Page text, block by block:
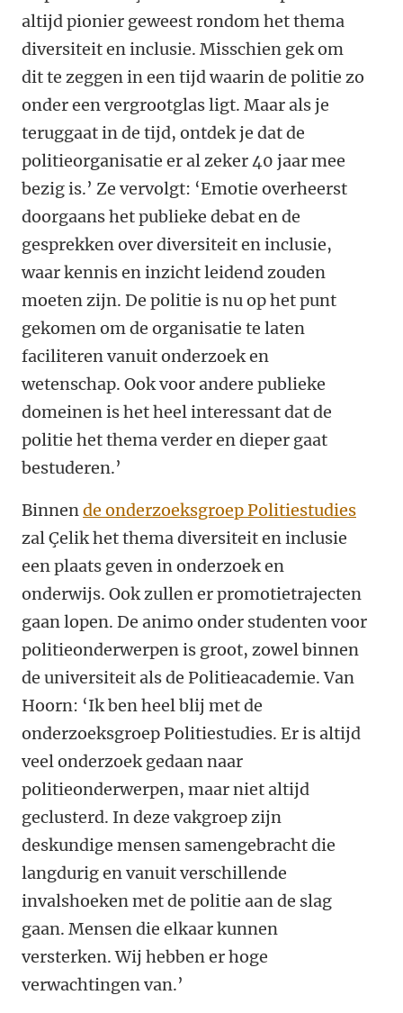
altijd pionier geweest rondom het thema
diversiteit en inclusie. Misschien gek om
dit te zeggen in een tijd waarin de politie zo
onder een vergrootglas ligt. Maar als je
teruggaat in de tijd, ontdek je dat de
politieorganisatie er al zeker 40 jaar mee
bezig is.’ Ze vervolgt: ‘Emotie overheerst
doorgaans het publieke debat en de
gesprekken over diversiteit en inclusie,
waar kennis en inzicht leidend zouden
moeten zijn. De politie is nu op het punt
gekomen om de organisatie te laten
faciliteren vanuit onderzoek en
wetenschap. Ook voor andere publieke
domeinen is het heel interessant dat de
politie het thema verder en dieper gaat
bestuderen.’
Binnende onderzoeksgroep Politiestudies
zalÇelik het thema diversiteit en inclusie
een plaats geven in onderzoek en
onderwijs. Ook zullen er promotietrajecten
gaan lopen. De animo onder studenten voor
politieonderwerpen is groot, zowel binnen
de universiteit als de Politieacademie. Van
Hoorn: ‘Ik ben heel blij met de
onderzoeksgroep Politiestudies. Er is altijd
veel onderzoek gedaan naar
politieonderwerpen, maar niet altijd
geclusterd. In deze vakgroep zijn
deskundige mensen samengebracht die
langdurig en vanuit verschillende
invalshoeken met de politie aan de slag
gaan. Mensen die elkaar kunnen
versterken. Wij hebben er hoge
verwachtingen van.’